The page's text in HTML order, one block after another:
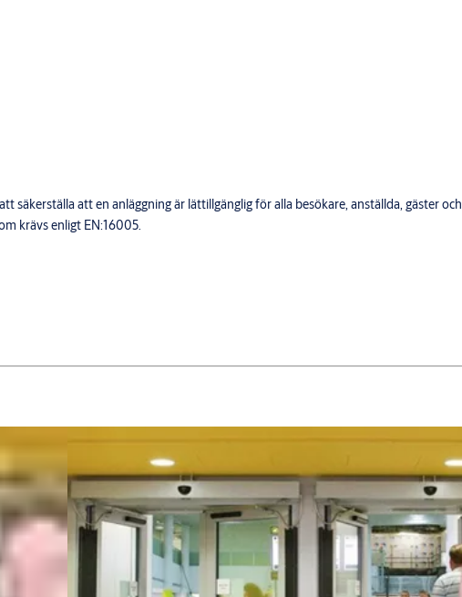
att en anläggning är lättillgänglig för alla besökare, anställda, gäster och
krävs enligt EN:16005.